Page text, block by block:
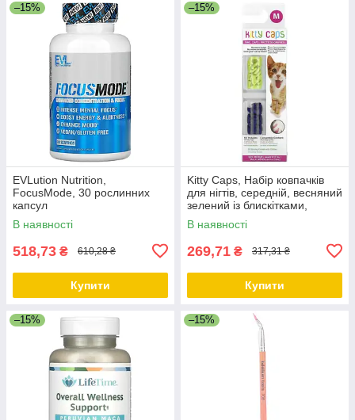
–15%
EVLution Nutrition,
FocusMode, 30 рослинних
капсул
В наявності
518,73 ₴ 610,28 ₴
Купити
–15%
Kitty Caps, Набір ковпачків
для нігтів, середній, весняний
зелений із блискітками,
ультрафіолетовий, 44 шт.
Киев
В наявності
269,71 ₴ 317,31 ₴
Купити
–15% –15%